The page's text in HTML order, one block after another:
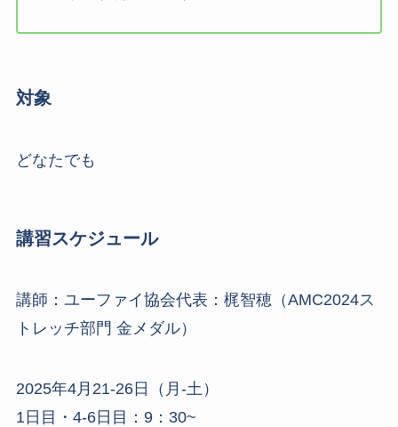
対象
どなたでも
講習スケジュール
講師：ユーファイ協会代表：梶智穂（AMC2024ス
トレッチ部門 金メダル）
2025年4月21-26日（月-土）
1日目・4-6日目：9：30~